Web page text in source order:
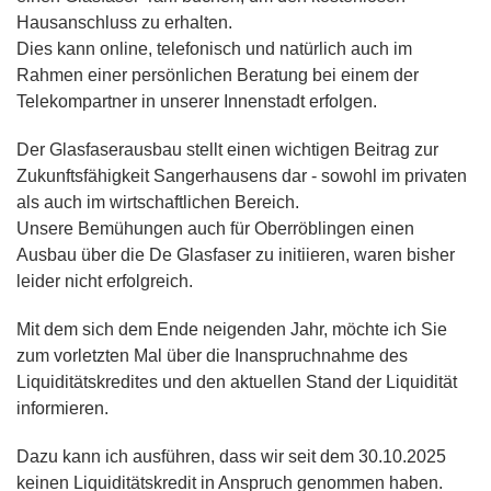
Hausanschluss zu erhalten.
Dies kann online, telefonisch und natürlich auch im
Rahmen einer persönlichen Beratung bei einem der
Telekompartner in unserer Innenstadt erfolgen.
Der Glasfaserausbau stellt einen wichtigen Beitrag zur
Zukunftsfähigkeit Sangerhausens dar - sowohl im privaten
als auch im wirtschaftlichen Bereich.
Unsere Bemühungen auch für Oberröblingen einen
Ausbau über die De Glasfaser zu initiieren, waren bisher
leider nicht erfolgreich.
Mit dem sich dem Ende neigenden Jahr, möchte ich Sie
zum vorletzten Mal über die Inanspruchnahme des
Liquiditätskredites und den aktuellen Stand der Liquidität
informieren.
Dazu kann ich ausführen, dass wir seit dem 30.10.2025
keinen Liquiditätskredit in Anspruch genommen haben.